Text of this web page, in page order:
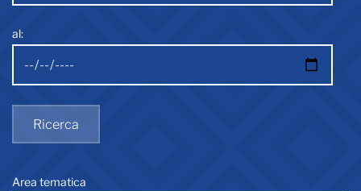
al:
Ricerca
Area tematica